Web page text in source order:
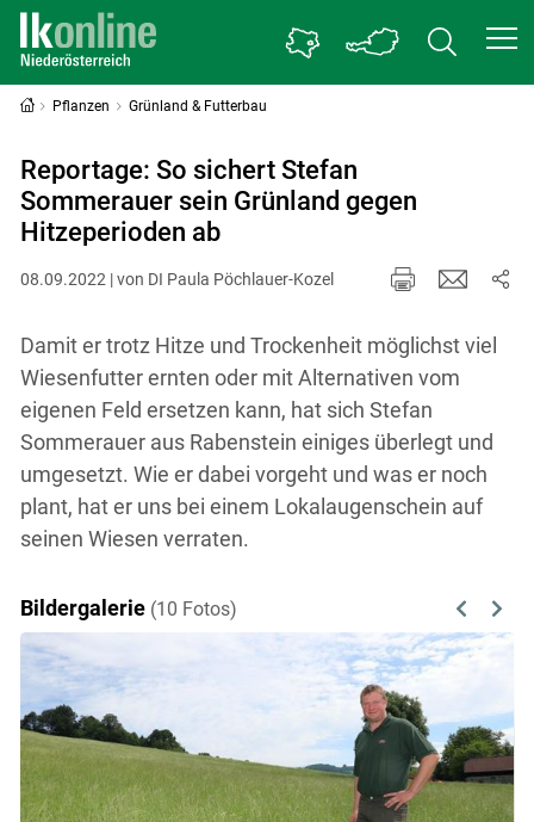
Pflanzen Grünland & Futterbau
Reportage: So sichert Stefan
Sommerauer sein Grünland gegen
Hitzeperioden ab
08.09.2022 | von DI Paula Pöchlauer-Kozel
Damit er trotz Hitze und Trockenheit möglichst viel
Wiesenfutter ernten oder mit Alternativen vom
eigenen Feld ersetzen kann, hat sich Stefan
Sommerauer aus Rabenstein einiges überlegt und
umgesetzt. Wie er dabei vorgeht und was er noch
plant, hat er uns bei einem Lokalaugenschein auf
seinen Wiesen verraten.
Bildergalerie (10 Fotos) Previous
Next